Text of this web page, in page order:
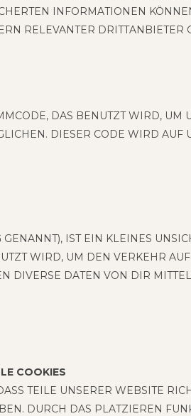
INFOR­MA­TIO­NEN
RELE­VAN­TER DRITT­AN­BIE­TER
DAS BENUTZT WIRD,
DIE­SER CODE WIRD AUF
IST EIN KLEI­NES
WIRD, UM DEN VER­KEHR
DIVER­SE DATEN VON DIR
COOKIES
TEILE UNSE­RER WEB­SITE
DURCH DAS PLAT­ZIE­REN